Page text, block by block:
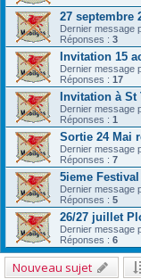
27 septembre
Dernier message
Réponses : 3
Invitation 15
Dernier message
Réponses : 17
Invitation à St
Dernier message
Réponses : 1
Sortie 24 Mai
Dernier message
Réponses : 7
5ieme
Dernier message
Réponses : 5
26/27 juillet
Dernier message
Réponses : 6
Nouveau sujet